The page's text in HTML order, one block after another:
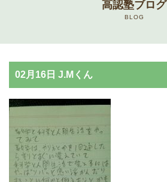
高認塾のご案内
講師紹介
高卒認定試験とは
高卒認定試験にかかる費用
高認塾ブログ
BLOG
02月16日 J.Mくん